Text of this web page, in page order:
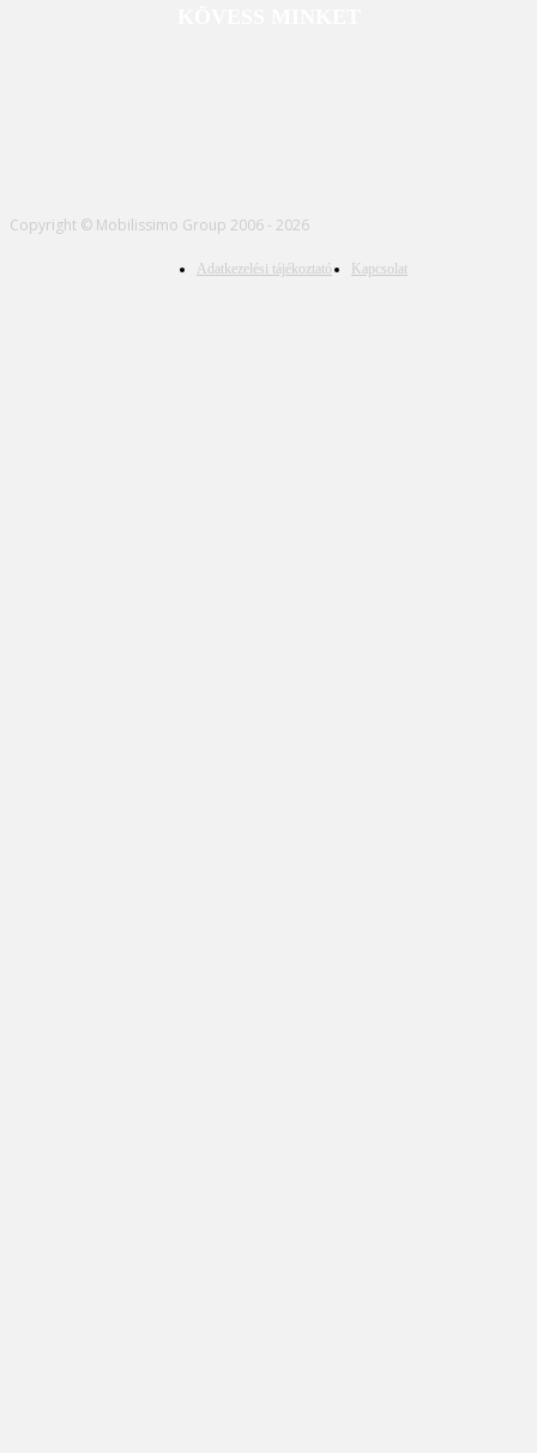
Copyright © Mobilissimo Group 2006 - 2026
Adatkezelési tájékoztató Kapcsolat